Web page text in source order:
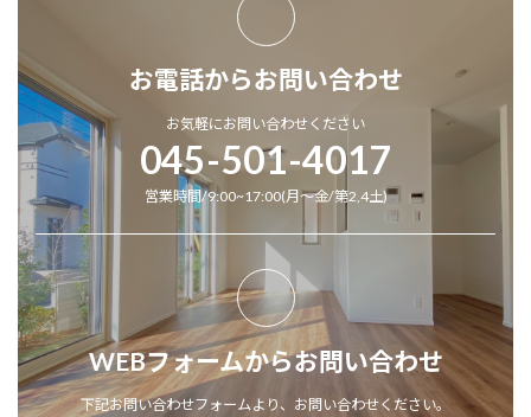
お電話からお問い合わせ
お気軽にお問い合わせください
045-501-4017
営業時間/9:00~17:00(月～金/第2,4土)
WEBフォームからお問い合わせ
下記お問い合わせフォームより、お問い合わせください。